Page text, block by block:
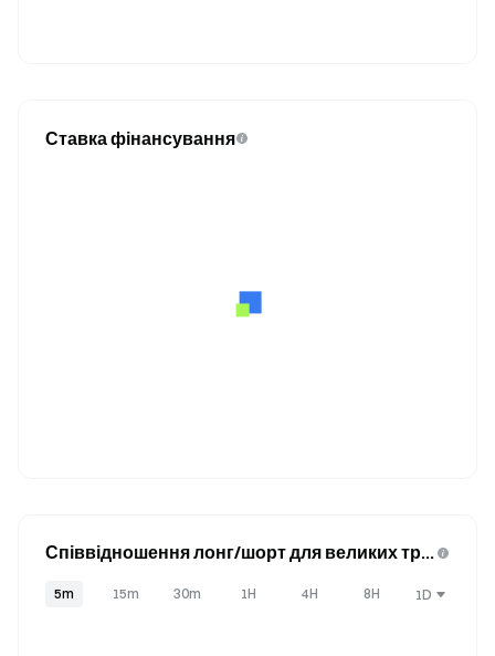
Ставка фінансування
Співвідношення лонг/шорт для великих тре
5m 15m 30m 1H 4H 8H 1D